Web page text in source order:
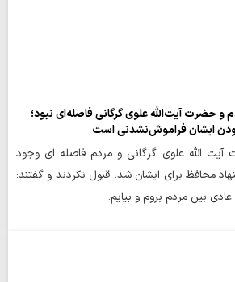
و حضرت آیت‌الله علوی گرگانی فاصله‌ای نبود؛
ایشان فراموش‌نشدنی است
الله علوی گرگانی و مردم فاصله ای وجود
محافظ برای ایشان شد، قبول نکردند و گفتند:
بین مردم بروم و بیایم.